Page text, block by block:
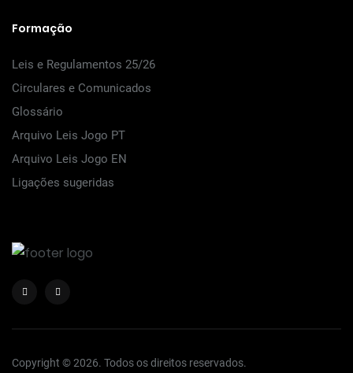
Formação
Leis e Regulamentos 25/26
Circulares e Comunicados
Glossário
Arquivo Leis Jogo PT
Arquivo Leis Jogo EN
Ligações sugeridas
Copyright © 2026. Todos os direitos reservados.